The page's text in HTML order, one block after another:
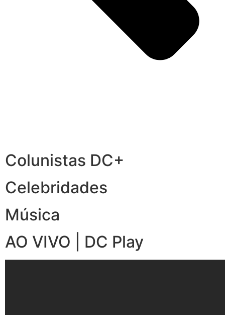
Colunistas DC+
Celebridades
Música
AO VIVO | DC Play